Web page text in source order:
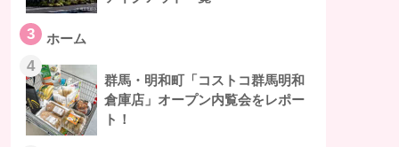
3 ホーム
4
群馬・明和町「コストコ群馬明和
倉庫店」オープン内覧会をレポー
ト！